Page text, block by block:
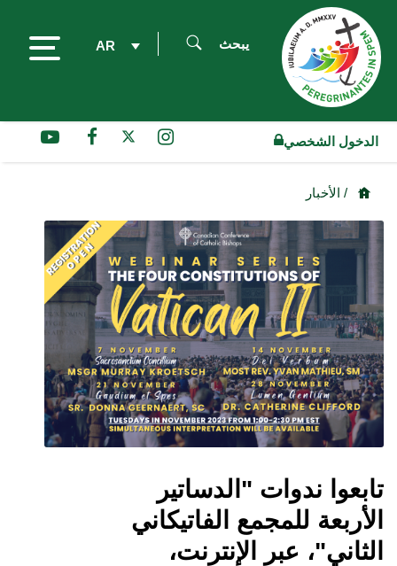
AR يبحث
الدخول الشخصي
/ الأخبار
تابعوا ندوات "الدساتير
الأربعة للمجمع الفاتيكاني
الثاني"، عبر الإنترنت،